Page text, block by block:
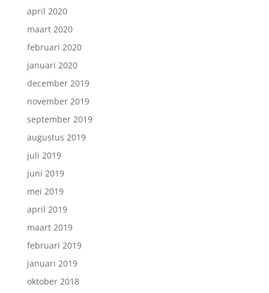
april 2020
maart 2020
februari 2020
januari 2020
december 2019
november 2019
september 2019
augustus 2019
juli 2019
juni 2019
mei 2019
april 2019
maart 2019
februari 2019
januari 2019
oktober 2018